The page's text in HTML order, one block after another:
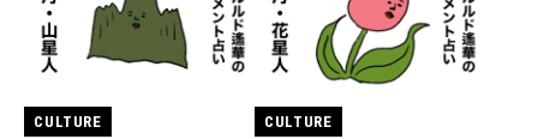
CULTURE CULTURE